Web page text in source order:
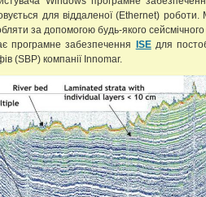
для віддаленої (Ethernet)
за допомогою будь-якого
програмне забезпечення
ISEдля
(SBP) компанії Innomar.